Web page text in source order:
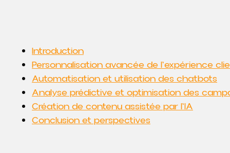
Introduction
Personnalisation avancée de l'expérience
Automatisation et utilisation des chatbots
Analyse prédictive et optimisation des
Création de contenu assistée par l'IA
Conclusion et perspectives